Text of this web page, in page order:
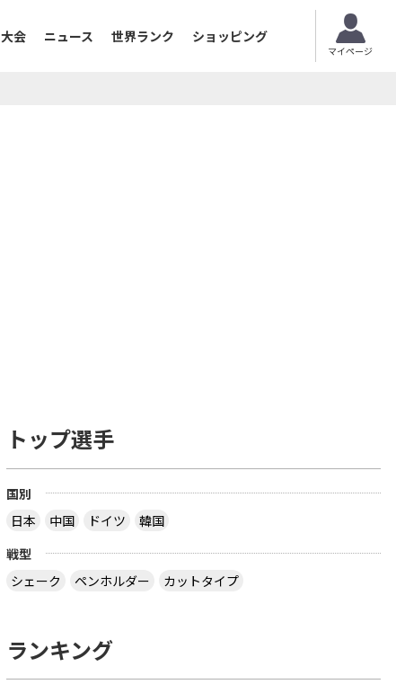
大会 ニュース 世界ランク ショッピング
マイページ
トップ選手
国別
日本
中国 ドイツ
韓国
戦型
シェーク
ペンホルダー カットタイプ
ランキング